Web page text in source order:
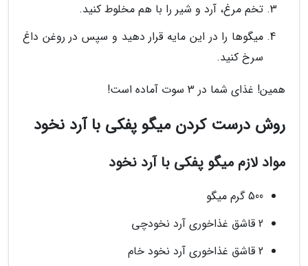
تخم مرغ، آرد و شیر را با هم مخلوط کنید.
میگوها را در این مایه قرار دهید و سپس در روغن داغ
سرخ کنید.
همین! غذای شما در 3 سوت آماده است!
روش درست کردن میگو پفکی با آرد نخود
مواد لازم میگو پفکی با آرد نخود
500 گرم میگو
2 قاشق غذاخوری آرد نخودچی
2 قاشق غذاخوری آرد نخود خام